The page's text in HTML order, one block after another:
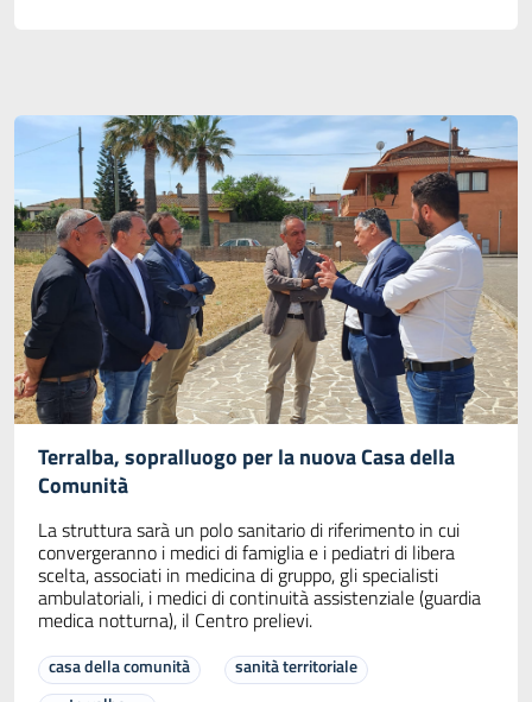
Terralba, sopralluogo per la nuova Casa della
Comunità
La struttura sarà un polo sanitario di riferimento in cui
convergeranno i medici di famiglia e i pediatri di libera
scelta, associati in medicina di gruppo, gli specialisti
ambulatoriali, i medici di continuità assistenziale (guardia
medica notturna), il Centro prelievi.
casa della comunità
sanità territoriale